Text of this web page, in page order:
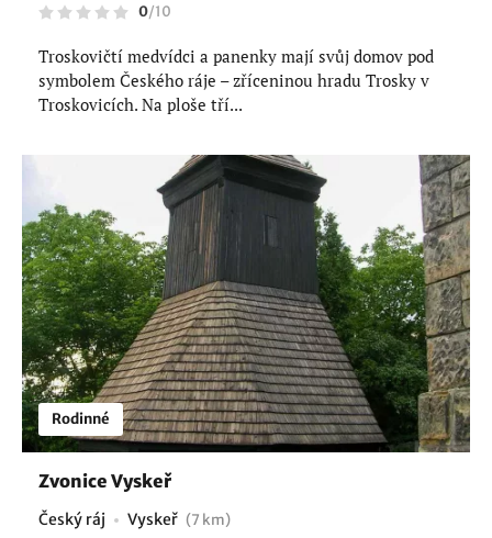
0/10
Troskovičtí medvídci a panenky mají svůj domov pod
symbolem Českého ráje – zříceninou hradu Trosky v
Troskovicích. Na ploše tří...
Rodinné
Zvonice Vyskeř
Český ráj Vyskeř (7 km)